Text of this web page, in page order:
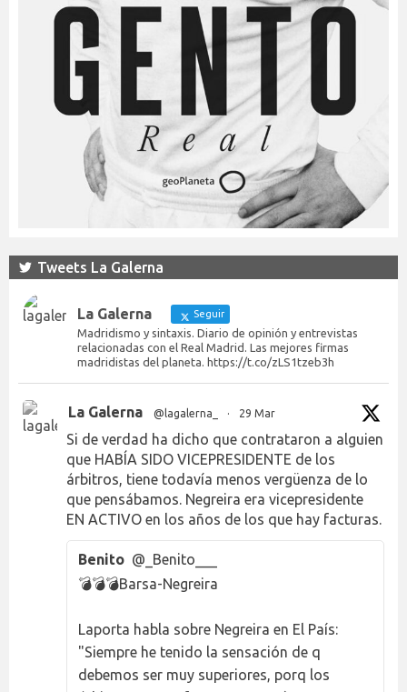
Tweets La Galerna
La Galerna Seguir
Madridismo y sintaxis. Diario de opinión y entrevistas
relacionadas con el Real Madrid. Las mejores firmas
madridistas del planeta. https://t.co/zLS1tzeb3h
La Galerna @lagalerna_ · 29 Mar
Si de verdad ha dicho que contrataron a alguien
que HABÍA SIDO VICEPRESIDENTE de los
árbitros, tiene todavía menos vergüenza de lo
que pensábamos. Negreira era vicepresidente
EN ACTIVO en los años de los que hay facturas.
Benito @_Benito___
💣💣💣Barsa-Negreira
Laporta habla sobre Negreira en El País:
"Siempre he tenido la sensación de q
debemos ser muy superiores, porq los